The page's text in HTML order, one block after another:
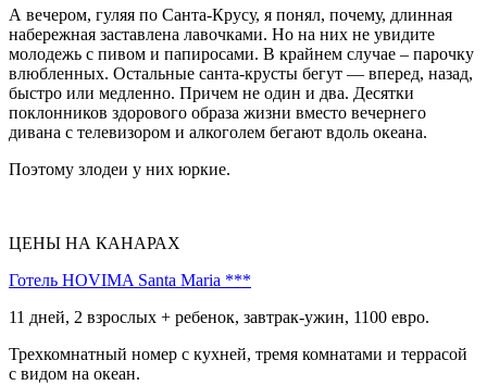
А вечером, гуляя по Санта-Крусу, я понял, почему, длинная
набережная заставлена ​​лавочками. Но на них не увидите
молодежь с пивом и папиросами. В крайнем случае – парочку
влюбленных. Остальные санта-крусты бегут — вперед, назад,
быстро или медленно. Причем не один и два. Десятки
поклонников здорового образа жизни вместо вечернего
дивана с телевизором и алкоголем бегают вдоль океана.
Поэтому злодеи у них юркие.
ЦЕНЫ НА КАНАРАХ
Готель HOVIMA Santa Marіa ***
11 дней, 2 взрослых + ребенок, завтрак-ужин, 1100 евро.
Трехкомнатный номер с кухней, тремя комнатами и террасой
с видом на океан.